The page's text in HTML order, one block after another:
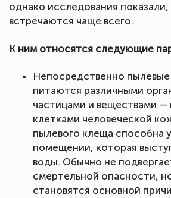
однако исследования показали,
встречаются чаще всего.
К ним относятся следующие
Непосредственно
питаются различными
частицами и веществами —
клетками человеческой
пылевого клеща способна
помещении, которая
воды. Обычно не
смертельной опасности,
становятся основной